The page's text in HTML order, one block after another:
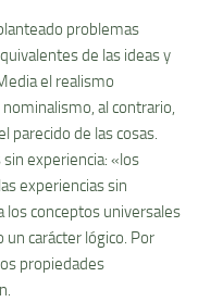
problemas
de las ideas y
el realismo
al contrario,
parecido de las cosas.
experiencia: «los
experiencias sin
los conceptos universales
carácter lógico. Por
propiedades